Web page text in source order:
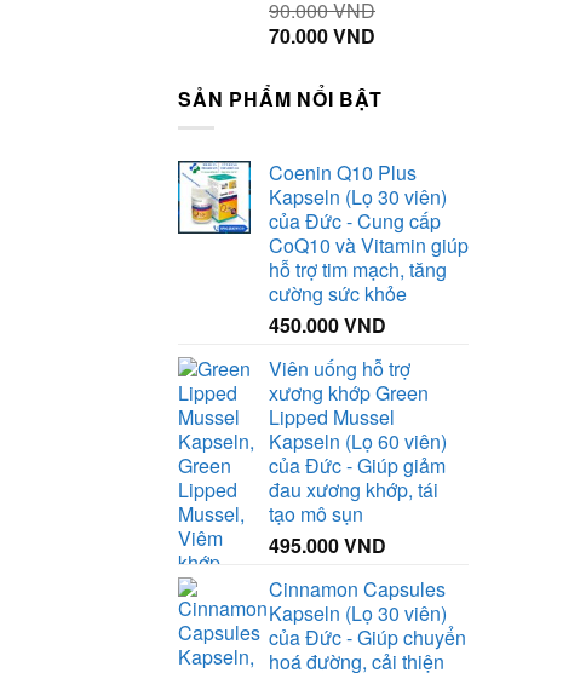
90.000VND
Giá
là:
90.000 VND.
70.000VND
là:
SẢN PHẨM NỔI BẬT
Coenin Q10 Plus
Kapseln (Lọ 30 viên)
của Đức - Cung cấp
CoQ10 và Vitamin giúp
hỗ trợ tim mạch, tăng
cường sức khỏe
450.000VND
Viên uống hỗ trợ
xương khớp Green
Lipped Mussel
Kapseln (Lọ 60 viên)
của Đức - Giúp giảm
đau xương khớp, tái
tạo mô sụn
495.000VND
Cinnamon Capsules
Kapseln (Lọ 30 viên)
của Đức - Giúp chuyển
hoá đường, cải thiện